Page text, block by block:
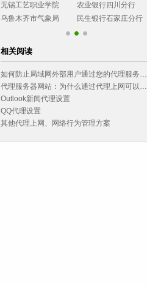
无锡工艺职业学院
农业银行四川分行
乌鲁木齐市气象局
民生银行石家庄分行
相关阅读
如何防止局域网外部用户通过您的代理服务器上网?
代理服务器网站：为什么通过代理上网可以，但无法玩游戏？
Outlook新闻代理设置
QQ代理设置
其他代理上网、网络行为管理方案